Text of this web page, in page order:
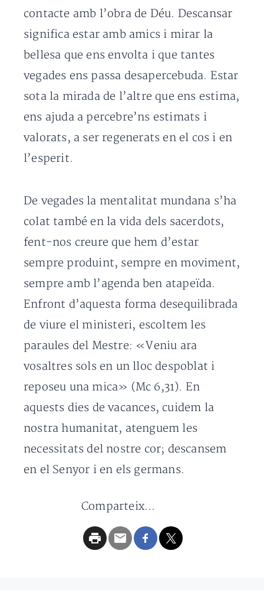
contacte amb l’obra de Déu. Descansar
significa estar amb amics i mirar la
bellesa que ens envolta i que tantes
vegades ens passa desapercebuda. Estar
sota la mirada de l’altre que ens estima,
ens ajuda a percebre’ns estimats i
valorats, a ser regenerats en el cos i en
l’esperit.
De vegades la mentalitat mundana s’ha
colat també en la vida dels sacerdots,
fent-nos creure que hem d’estar
sempre produint, sempre en moviment,
sempre amb l’agenda ben atapeïda.
Enfront d’aquesta forma desequilibrada
de viure el ministeri, escoltem les
paraules del Mestre: «Veniu ara
vosaltres sols en un lloc despoblat i
reposeu una mica» (Mc 6,31). En
aquests dies de vacances, cuidem la
nostra humanitat, atenguem les
necessitats del nostre cor; descansem
en el Senyor i en els germans.
Comparteix...